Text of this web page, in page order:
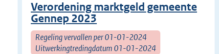
Verordening marktgeld gemeente
Gennep 2023
Regeling vervallen per 01-01-2024
Uitwerkingtredingdatum 01-01-2024